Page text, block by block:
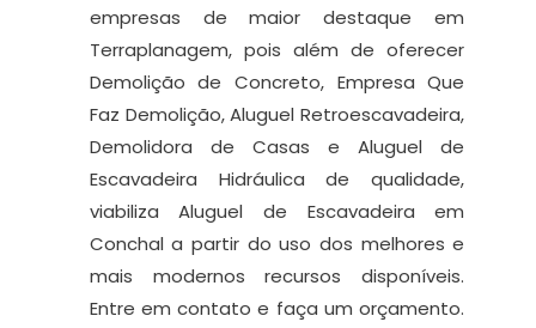
empresas de maior destaque em
Terraplanagem, pois além de oferecer
Demolição de Concreto, Empresa Que
Faz Demolição, Aluguel Retroescavadeira,
Demolidora de Casas e Aluguel de
Escavadeira Hidráulica de qualidade,
viabiliza Aluguel de Escavadeira em
Conchal a partir do uso dos melhores e
mais modernos recursos disponíveis.
Entre em contato e faça um orçamento.